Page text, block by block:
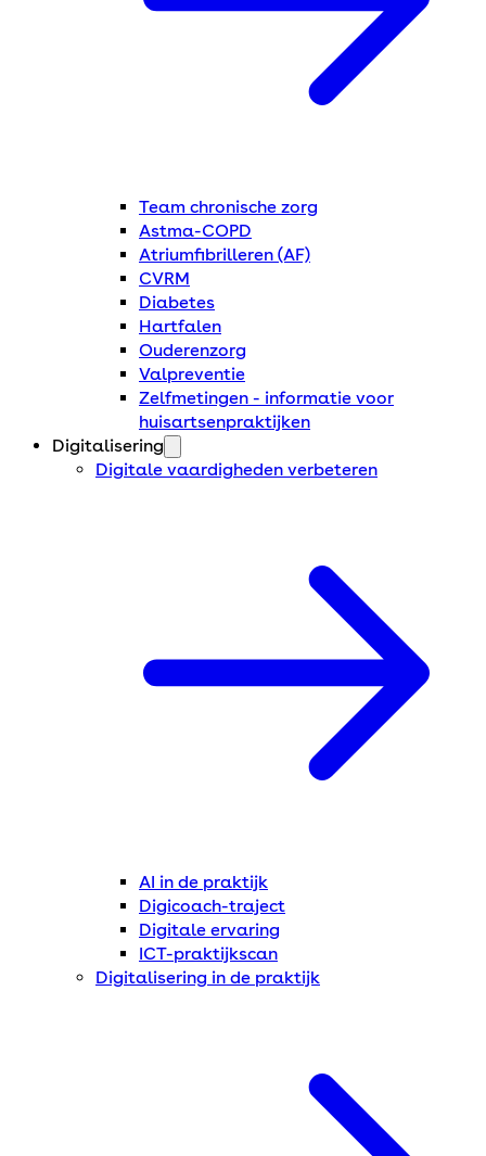
Team chronische zorg
Astma-COPD
Atriumfibrilleren (AF)
CVRM
Diabetes
Hartfalen
Ouderenzorg
Valpreventie
Zelfmetingen - informatie voor
huisartsenpraktijken
Digitalisering
Digitale vaardigheden verbeteren
AI in de praktijk
Digicoach-traject
Digitale ervaring
ICT-praktijkscan
Digitalisering in de praktijk